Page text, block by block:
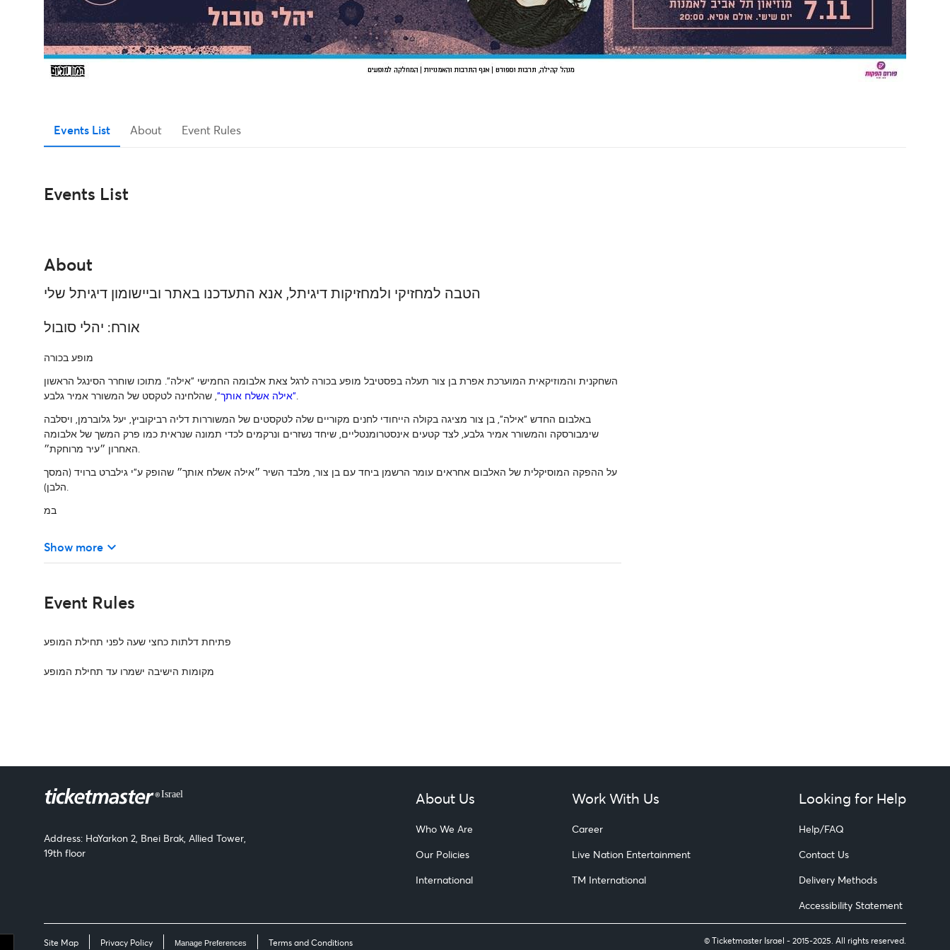
Events List About Event Rules
Events List
About
הטבה למחזיקי ולמחזיקות דיגיתל, אנא התעדכנו באתר וביישומון דיגיתל שלי
אורח: יהלי סובול
מופע בכורה
השחקנית והמוזיקאית המוערכת אפרת בן צור תעלה בפסטיבל מופע בכורה לרגל צאת אלבומה החמישי "אילה". מתוכו שוחרר הסינגל הראשון
"אילה אשלח אותך", שהלחינה לטקסט של המשורר אמיר גלבע.
באלבום החדש "אילה", בן צור מציגה בקולה הייחודי לחנים מקוריים שלה לטקסטים של המשוררות דליה רביקוביץ, יעל גלוברמן, ויסלבה
שימבורסקה והמשורר אמיר גלבע, לצד קטעים אינסטרומנטליים, שיחד נשזרים ונרקמים לכדי תמונה שנראית כמו פרק המשך של אלבומה
האחרון ״עיר מרוחקת״.
על ההפקה המוסיקלית של האלבום אחראים עומר הרשמן ביחד עם בן צור, מלבד השיר ״אילה אשלח אותך״ שהופק ע"י גילברט ברויד (המסך
הלבן).
במ
Show more keyboard_arrow_down
Event Rules
פתיחת דלתות כחצי שעה לפני תחילת המופע
מקומות הישיבה ישמרו עד תחילת המופע
Address: HaYarkon 2, Bnei Brak, Allied Tower,
19th floor
About Us
Who We Are
Our Policies
International
Work With Us
Career
Live Nation Entertainment
TM International
Looking for Help
Help/FAQ
Contact Us
Delivery Methods
Accessibility Statement
Site Map Privacy Policy Manage Preferences Terms and Conditions © Ticketmaster Israel - 2015-2025. All rights reserved.